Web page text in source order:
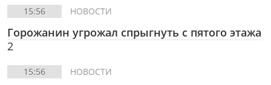
15:56 НОВОСТИ
Горожанин угрожал спрыгнуть с пятого этажа
2
15:56 НОВОСТИ